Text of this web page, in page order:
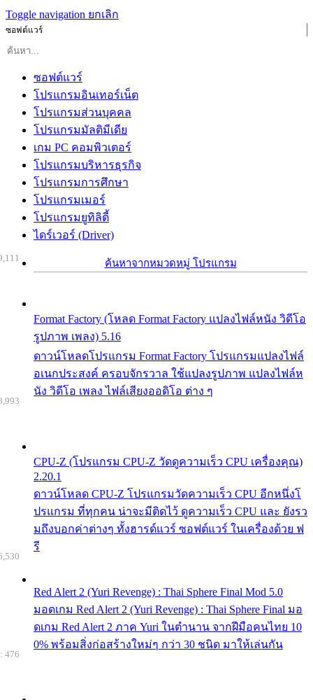
Toggle navigation ยกเลิก
ซอฟต์แวร์
ซอฟต์แวร์
โปรแกรมอินเทอร์เน็ต
โปรแกรมส่วนบุคคล
โปรแกรมมัลติมีเดีย
เกม PC คอมพิวเตอร์
โปรแกรมบริหารธุรกิจ
โปรแกรมการศึกษา
โปรแกรมเมอร์
โปรแกรมยูทิลิตี้
ไดร์เวอร์ (Driver)
ค้นหาจากหมวดหมู่ โปรแกรม
Format Factory (โหลด Format Factory แปลงไฟล์หนัง วิดีโอ
รูปภาพ เพลง) 5.16
ดาวน์โหลดโปรแกรม Format Factory โปรแกรมแปลงไฟล์
อเนกประสงค์ ครอบจักรวาล ใช้แปลงรูปภาพ แปลงไฟล์ห
นัง วิดีโอ เพลง ไฟล์เสียงออดิโอ ต่าง ๆ
CPU-Z (โปรแกรม CPU-Z วัดดูความเร็ว CPU เครื่องคุณ)
2.20.1
ดาวน์โหลด CPU-Z โปรแกรมวัดความเร็ว CPU อีกหนึ่งโ
ปรแกรม ที่ทุกคน น่าจะมีติดไว้ ดูความเร็ว CPU และ ยังรว
มถึงบอกค่าต่างๆ ทั้งฮารด์แวร์ ซอฟต์แวร์ ในเครื่องด้วย ฟ
รี
Red Alert 2 (Yuri Revenge) : Thai Sphere Final Mod 5.0
มอดเกม Red Alert 2 (Yuri Revenge) : Thai Sphere Final มอ
ดเกม Red Alert 2 ภาค Yuri ในตำนาน จากฝีมือคนไทย 10
0% พร้อมสิ่งก่อสร้างใหม่ๆ กว่า 30 ชนิด มาให้เล่นกัน
476